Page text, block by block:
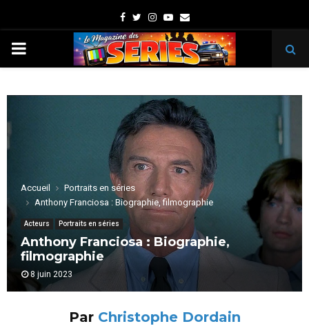
Facebook
TwitterInstagram
Youtube
Email
PRIMARY
Accueil
Portraits en séries
Anthony Franciosa : Biographie, filmographie
Acteurs Portraits en séries
Anthony Franciosa : Biographie,
filmographie
8 juin 2023
Par Christophe Dordain